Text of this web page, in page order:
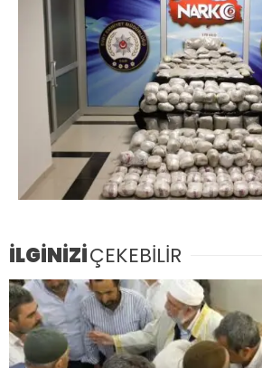
İLGİNİZİÇEKEBİLİR